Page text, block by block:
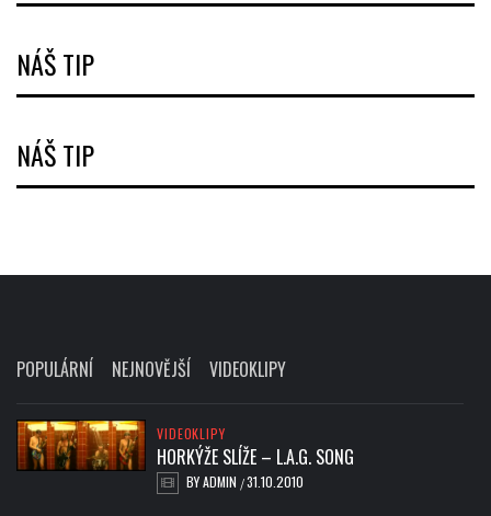
NÁŠ TIP
NÁŠ TIP
POPULÁRNÍ NEJNOVĚJŠÍ VIDEOKLIPY
VIDEOKLIPY
HORKÝŽE SLÍŽE – L.A.G. SONG
BYADMIN /31.10.2010